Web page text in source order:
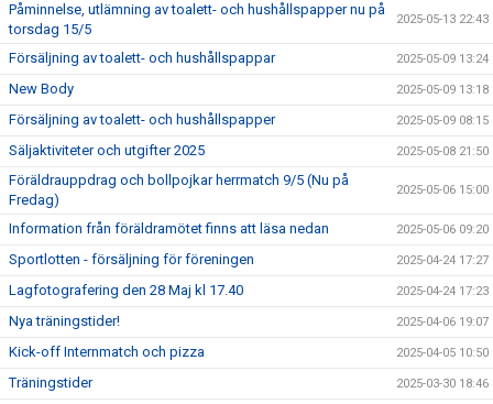
Påminnelse, utlämning av toalett- och hushållspapper nu på
torsdag 15/5
2025-05-13 22:43
Försäljning av toalett- och hushållspappar 2025-05-09 13:24
New Body 2025-05-09 13:18
Försäljning av toalett- och hushållspapper 2025-05-09 08:15
Säljaktiviteter och utgifter 2025 2025-05-08 21:50
Föräldrauppdrag och bollpojkar herrmatch 9/5 (Nu på
Fredag)
2025-05-06 15:00
Information från föräldramötet finns att läsa nedan 2025-05-06 09:20
Sportlotten - försäljning för föreningen 2025-04-24 17:27
Lagfotografering den 28 Maj kl 17.40 2025-04-24 17:23
Nya träningstider! 2025-04-06 19:07
Kick-off Internmatch och pizza 2025-04-05 10:50
Träningstider 2025-03-30 18:46